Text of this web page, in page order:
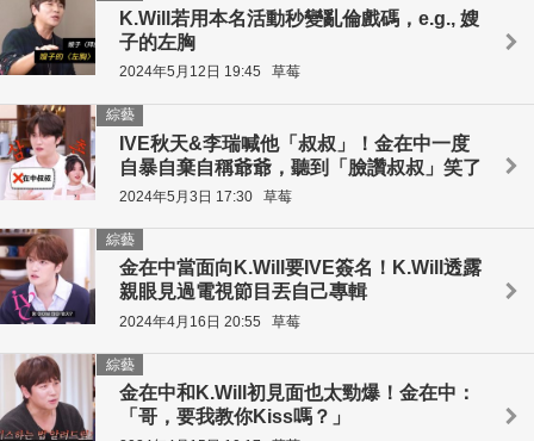
K.Will若用本名活動秒變亂倫戲碼，e.g., 嫂
子的左胸
2024年5月12日 19:45 草莓
IVE秋天&李瑞喊他「叔叔」！金在中一度
自暴自棄自稱爺爺，聽到「臉讚叔叔」笑了
綜藝
2024年5月3日 17:30 草莓
金在中當面向K.Will要IVE簽名！K.Will透露
親眼見過電視節目丟自己專輯
綜藝
2024年4月16日 20:55 草莓
金在中和K.Will初見面也太勁爆！金在中：
「哥，要我教你Kiss嗎？」
綜藝